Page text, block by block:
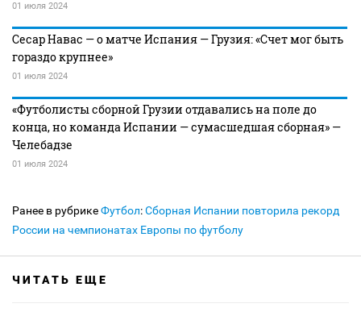
01 июля 2024
Сесар Навас — о матче Испания — Грузия: «Счет мог быть
гораздо крупнее»
01 июля 2024
«Футболисты сборной Грузии отдавались на поле до
конца, но команда Испании — сумасшедшая сборная» —
Челебадзе
01 июля 2024
Ранее в рубрикеФутбол:Сборная Испании повторила рекорд
России на чемпионатах Европы по футболу
ЧИТАТЬ ЕЩЕ